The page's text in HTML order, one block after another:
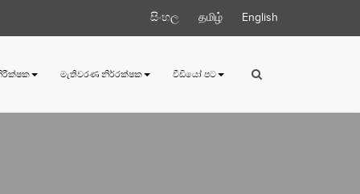
සිංහල தமிழ் English
මැතිවරණ නිර්‍රක්ෂක වීඩියෝ පට